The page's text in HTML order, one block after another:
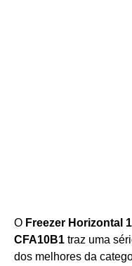
O Freezer Horizontal
CFA10B1 traz uma
dos melhores da